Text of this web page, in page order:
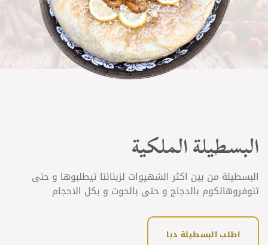
البسطيلة الملكية
البسطيلة من بين اكثر الشهيوات لزبنائنا تيطلبوها و حنى
تنوفروهالكوم بالدجاج و حتى بالحوت و بكل الاحجام
اطلب البسطيلة دبا